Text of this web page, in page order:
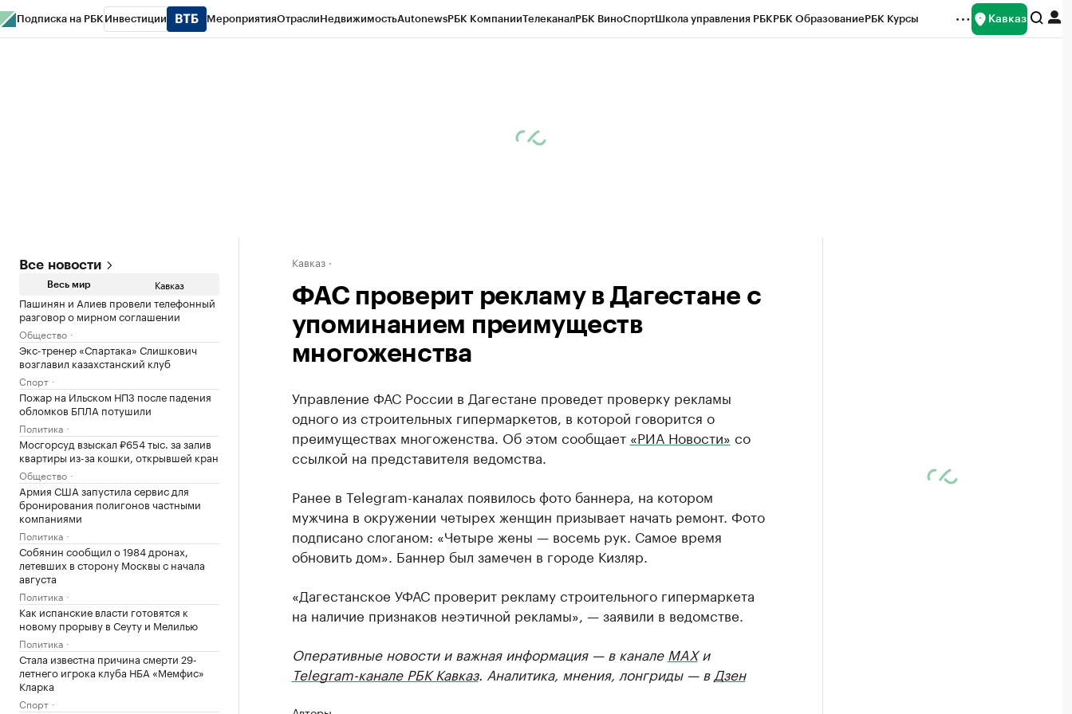
Подписка на РБК Инвестиции МероприятияОтраслиНедвижимостьAutonewsРБК КомпанииТелеканалРБК ВиноСпортШкола управления РБКРБК ОбразованиеРБК Курсы Кавказ
Все новости
Весь мир Кавказ
Пашинян и Алиев провели телефонный
разговор о мирном соглашении
Общество
Экс-тренер «Спартака» Слишкович
возглавил казахстанский клуб
Спорт
Пожар на Ильском НПЗ после падения
обломков БПЛА потушили
Политика
Мосгорсуд взыскал ₽654 тыс. за залив
квартиры из-за кошки, открывшей кран
Общество
Армия США запустила сервис для
бронирования полигонов частными
компаниями
Политика
Собянин сообщил о 1984 дронах,
летевших в сторону Москвы с начала
августа
Политика
Как испанские власти готовятся к
новому прорыву в Сеуту и Мелилью
Политика
Стала известна причина смерти 29-
летнего игрока клуба НБА «Мемфис»
Кларка
Спорт
Кавказ
ФАС проверит рекламу в Дагестане с
упоминанием преимуществ
многоженства
Управление ФАС России в Дагестане проведет проверку рекламы
одного из строительных гипермаркетов, в которой говорится о
преимуществах многоженства. Об этом сообщает «РИА Новости» со
ссылкой на представителя ведомства.
Ранее в Telegram-каналах появилось фото баннера, на котором
мужчина в окружении четырех женщин призывает начать ремонт. Фото
подписано слоганом: «Четыре жены — восемь рук. Самое время
обновить дом». Баннер был замечен в городе Кизляр.
«Дагестанское УФАС проверит рекламу строительного гипермаркета
на наличие признаков неэтичной рекламы», — заявили в ведомстве.
Оперативные новости и важная информация — в канале MAXи
Telegram-канале РБК Кавказ. Аналитика, мнения, лонгриды — в Дзен